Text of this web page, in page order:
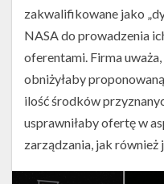
zakwalifikowane jako
NASA do prowadzenia
oferentami. Firma
obniżyłaby
ilość środków
usprawniłaby ofertę w
zarządzania, jak